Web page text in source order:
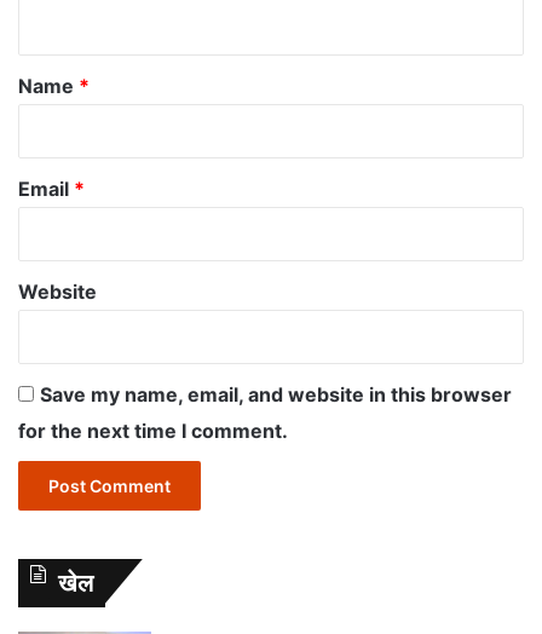
*
Name *
Email *
Website
Save my name, email, and website in this browser
for the next time I comment.
खेल